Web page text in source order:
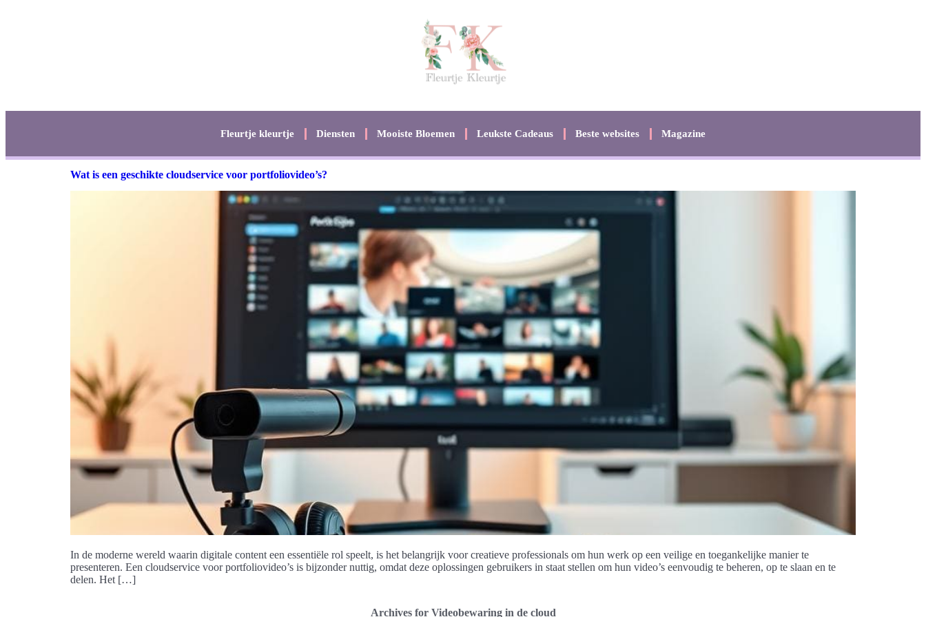
Fleurtje kleurtje Diensten Mooiste Bloemen Leukste Cadeaus Beste websites Magazine
Wat is een geschikte cloudservice voor portfoliovideo’s?
In de moderne wereld waarin digitale content een essentiële rol speelt, is het belangrijk voor creatieve professionals om hun werk op een veilige en toegankelijke manier te
presenteren. Een cloudservice voor portfoliovideo’s is bijzonder nuttig, omdat deze oplossingen gebruikers in staat stellen om hun video’s eenvoudig te beheren, op te slaan en te
delen. Het […]
Archives for Videobewaring in de cloud